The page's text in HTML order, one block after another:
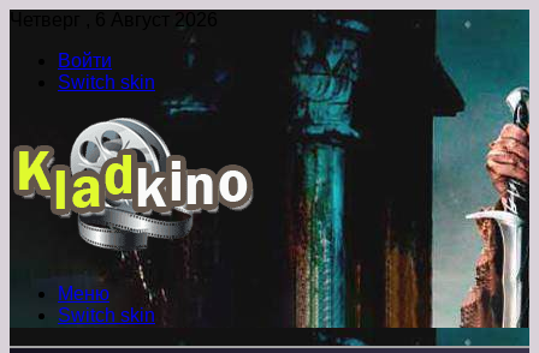
Четверг , 6 Август 2026
Войти
Switch skin
Меню
Switch skin